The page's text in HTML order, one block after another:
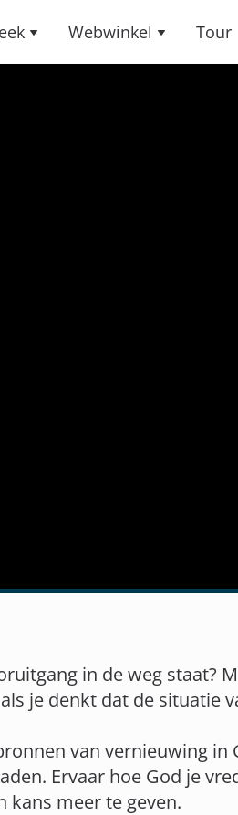
Webwinkel Tour
in de weg staat?
je denkt dat de situatie
van vernieuwing in
Ervaar hoe God je
kans meer te geven.